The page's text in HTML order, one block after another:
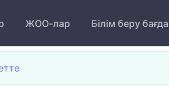
ЖОО-лар Білім беру